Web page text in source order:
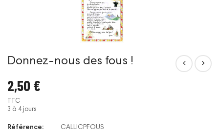
Donnez-nous des fous !
2,50 €
TTC
3 à 4 jours
Référence: CALLICPFOUS